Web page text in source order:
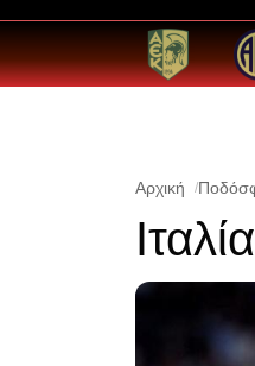
Αρχική
Ιταλία